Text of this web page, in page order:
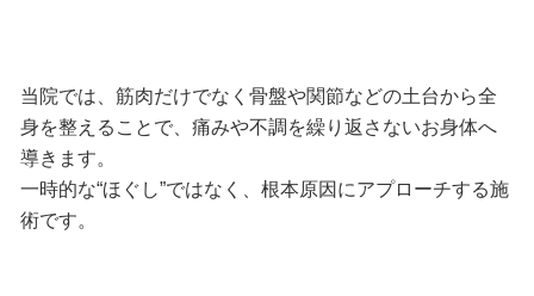
当院では、筋肉だけでなく骨盤や関節などの土台から全
身を整えることで、痛みや不調を繰り返さないお身体へ
導きます。
一時的な“ほぐし”ではなく、根本原因にアプローチする施
術です。